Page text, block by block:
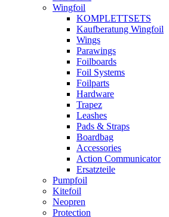
Wingfoil
KOMPLETTSETS
Kaufberatung Wingfoil
Wings
Parawings
Foilboards
Foil Systems
Foilparts
Hardware
Trapez
Leashes
Pads & Straps
Boardbag
Accessories
Action Communicator
Ersatzteile
Pumpfoil
Kitefoil
Neopren
Protection